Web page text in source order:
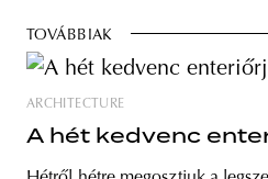
TOVÁBBIAK
ARCHITECTURE
A hét kedvenc